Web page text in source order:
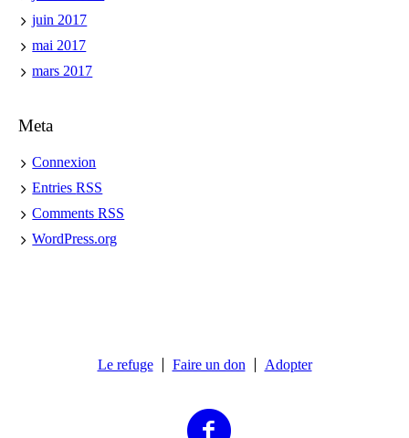
juin 2017
mai 2017
mars 2017
Meta
Connexion
EntriesRSS
CommentsRSS
WordPress.org
Le refuge Faire un don Adopter